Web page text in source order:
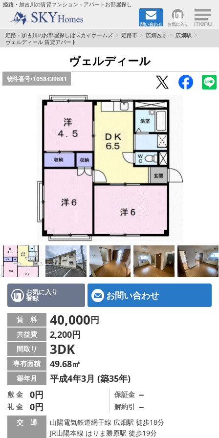
姫路・加古川の賃貸マンション・アパートお部屋探し
問い合わせ お気に入り ×
TOPページ
都市ガス·オール電化
☆新築物件☆
☆敷金＆礼金0円物件☆
☆ペット飼育可能物件☆
☆ネット無料☆
地域から探す
地図から探す
スタッフ紹介
店舗情報·アクセス
会社概要
メールでお問い合わせ
姫路・加古川のお部屋探しはスカイホームズ 姫路市 広畑区才
広畑駅
ヴェルディール 賃貸アパート
ヴェルディール
物件番号/1058439681
お気に入り
登録 お問い合わせ
賃 料 40,000円
共益費 2,200円
間取り 3DK
専有面積 49.68㎡
築年月 平成4年3月 (築35年)
敷 金 0円
礼 金 0円
保証金 －
解約引 －
交 通
山陽電気鉄道網干線 広畑駅 徒歩18分
JR山陽本線 はりま勝原駅 徒歩19分